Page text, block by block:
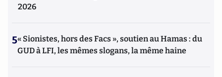
2026
5« Sionistes, hors des Facs », soutien au Hamas : du
GUD à LFI, les mêmes slogans, la même haine